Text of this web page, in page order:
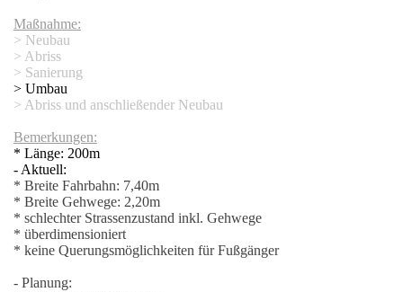
Maßnahme:
> Neubau
> Abriss
> Sanierung
> Umbau
> Abriss und anschließender Neubau
Bemerkungen:
* Länge: 200m
- Aktuell:
* Breite Fahrbahn: 7,40m
* Breite Gehwege: 2,20m
* schlechter Strassenzustand inkl. Gehwege
* überdimensioniert
* keine Querungsmöglichkeiten für Fußgänger
- Planung: